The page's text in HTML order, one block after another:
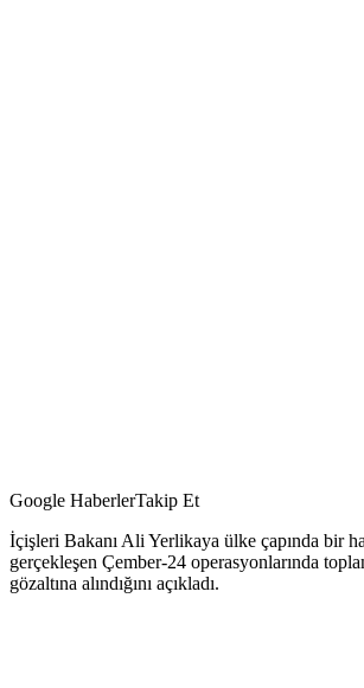
Google HaberlerTakip Et
İçişleri Bakanı Ali Yerlikaya ülke çapında bir
gerçekleşen Çember-24 operasyonlarında
gözaltına alındığını açıkladı.